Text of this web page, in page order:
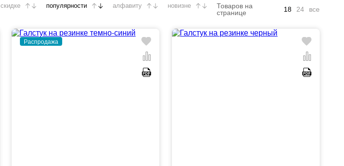
скидке популярности алфавиту новизне Товаров на
странице 18 24 все
Распродажа